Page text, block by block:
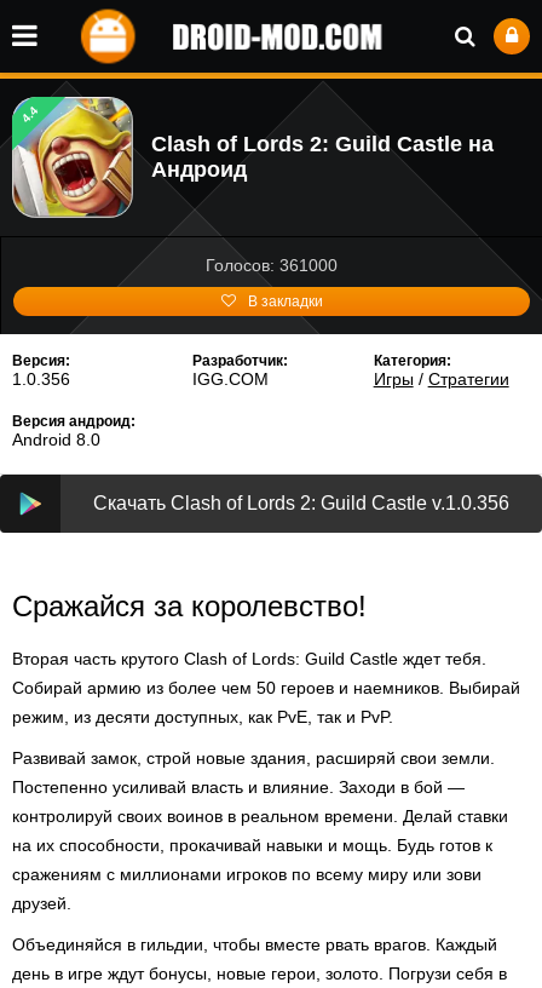
4.4
Clash of Lords 2: Guild Castle на
Андроид
Голосов: 361000
В закладки
Версия:
1.0.356
Разработчик:
IGG.COM
Категория:
Игры/ Стратегии
Версия андроид:
Android 8.0
Скачать Clash of Lords 2: Guild Castle v.1.0.356
Сражайся за королевство!
Вторая часть крутого Clash of Lords: Guild Castle ждет тебя.
Собирай армию из более чем 50 героев и наемников. Выбирай
режим, из десяти доступных, как PvE, так и PvP.
Развивай замок, строй новые здания, расширяй свои земли.
Постепенно усиливай власть и влияние. Заходи в бой —
контролируй своих воинов в реальном времени. Делай ставки
на их способности, прокачивай навыки и мощь. Будь готов к
сражениям с миллионами игроков по всему миру или зови
друзей.
Объединяйся в гильдии, чтобы вместе рвать врагов. Каждый
день в игре ждут бонусы, новые герои, золото. Погрузи себя в